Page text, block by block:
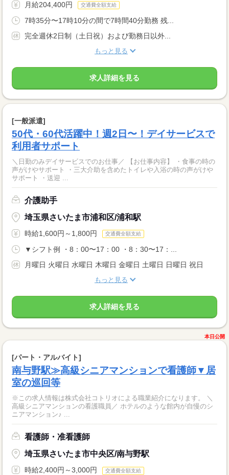
月給204,400円 交通費全額支給
7時35分〜17時10分の間で7時間40分勤務 残...
完全週休2日制（土日祝）および勤務日以外...
もっと見る
求人詳細を見る
[一般派遣]
50代・60代活躍中！週2日〜！デイサービスで
利用者サポート
＼日勤のみデイサービスでのお仕事／ 【お仕事内容】 ・食事の時の
声がけやサポート ・三大介助を含めたトイレや入浴の時の声がけや
サポート ・送迎 ...
介護助手
埼玉県さいたま市浦和区/浦和駅
時給1,600円～1,800円 交通費全額支給
▼シフト例 ・8：00〜17：00 ・8：30〜17：...
月曜日 火曜日 水曜日 木曜日 金曜日 土曜日 日曜日 祝日
もっと見る
求人詳細を見る
本日公開
[パート・アルバイト]
南与野駅≫高級シニアマンションで看護師▼居
室の巡回等
※この求人情報は株式会社コトリオによる職業紹介になります。 ＼
高級シニアマンションの看護職員／ ホテルのような館内が自慢のシ
ニアマンション♪ ...
看護師・准看護師
埼玉県さいたま市中央区/南与野駅
時給2,400円～3,000円 交通費全額支給